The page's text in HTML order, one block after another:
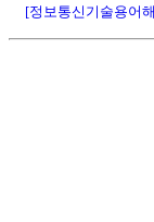
[정보통신기술용어